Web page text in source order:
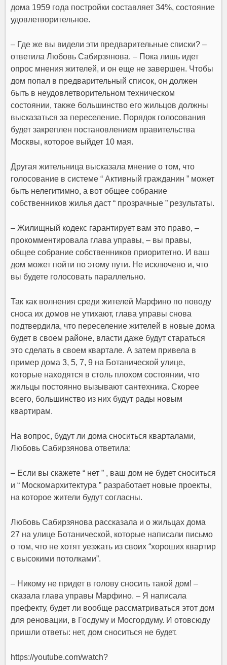
дома 1959 года постройки составляет 34%, состояние
удовлетворительное.
– Где же вы видели эти предварительные списки? –
ответила Любовь Сабирзянова. – Пока лишь идет
опрос мнения жителей, и он еще не завершен. Чтобы
дом попал в предварительный список, он должен
быть в неудовлетворительном техническом
состоянии, также большинство его жильцов должны
высказаться за переселение. Порядок голосования
будет закреплен постановлением правительства
Москвы, которое выйдет 10 мая.
Другая жительница высказала мнение о том, что
голосование в системе “ Активный гражданин ” может
быть нелегитимно, а вот общее собрание
собственников жилья даст “ прозрачные ” результаты.
– Жилищный кодекс гарантирует вам это право, –
прокомментировала глава управы, – вы правы,
общее собрание собственников приоритетно. И ваш
дом может пойти по этому пути. Не исключено и, что
вы будете голосовать параллельно.
Так как волнения среди жителей Марфино по поводу
сноса их домов не утихают, глава управы снова
подтвердила, что переселение жителей в новые дома
будет в своем районе, власти даже будут стараться
это сделать в своем квартале. А затем привела в
пример дома 3, 5, 7, 9 на Ботанической улице,
которые находятся в столь плохом состоянии, что
жильцы постоянно вызывают сантехника. Скорее
всего, большинство из них будут рады новым
квартирам.
На вопрос, будут ли дома сноситься кварталами,
Любовь Сабирзянова ответила:
– Если вы скажете “ нет ” , ваш дом не будет сноситься
и “ Москомархитектура ” разработает новые проекты,
на которое жители будут согласны.
Любовь Сабирзянова рассказала и о жильцах дома
27 на улице Ботанической, которые написали письмо
о том, что не хотят уезжать из своих “хороших квартир
с высокими потолками”.
– Никому не придет в голову сносить такой дом! –
сказала глава управы Марфино. – Я написала
префекту, будет ли вообще рассматриваться этот дом
для реновации, в Госдуму и Мосгордуму. И отовсюду
пришли ответы: нет, дом сноситься не будет.
https://youtube.com/watch?